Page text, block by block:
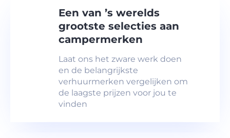
Een van ’s werelds
grootste selecties aan
campermerken
Laat ons het zware werk doen
en de belangrijkste
verhuurmerken vergelijken om
de laagste prijzen voor jou te
vinden